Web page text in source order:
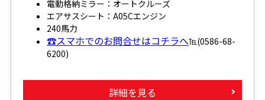
電動格納ミラー：オートクルーズ
エアサスシート：A05Cエンジン
240馬力
☎スマホでのお問合せはコチラへ℡(0586-68-
6200)
詳細を見る